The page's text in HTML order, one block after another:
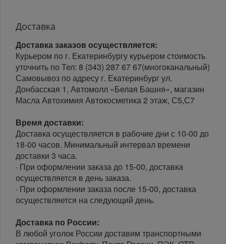
Доставка
Доставка заказов осуществляется:
Курьером по г. Екатеринбургу курьером стоимость
уточнить по Тел: 8 (343) 287 67 67(многоканальный)
Самовывоз по адресу г. Екатеринбург ул.
Донбасская 1, Автомолл «Белая Башня», магазин
Масла Автохимия Автокосметика 2 этаж, С5,С7
Время доставки:
Доставка осуществляется в рабочие дни с 10-00 до
18-00 часов. Минимальный интервал времени
доставки 3 часа.
· При оформлении заказа до 15-00, доставка
осуществляется в день заказа.
· При оформлении заказа после 15-00, доставка
осуществляется на следующий день.
Доставка по России:
В любой уголок России доставим транспортными